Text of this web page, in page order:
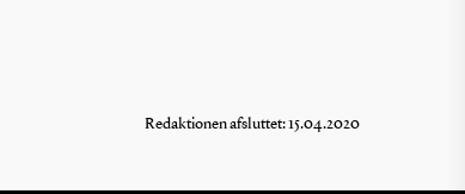
Redaktionen afsluttet: 15.04.2020